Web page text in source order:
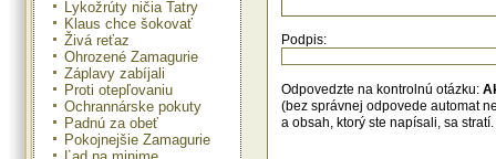
Lykožrúty ničia Tatry
Klaus chce šokovať
Živá reťaz
Ohrozené Zamagurie
Záplavy zabíjali
Proti otepľovaniu
Ochrannárske pokuty
Padnú za obeť
Pokojnejšie Zamagurie
Podpis:
Odpovedzte na kontrolnú otázku:
(bez správnej odpovede automat
a obsah, ktorý ste napísali, sa